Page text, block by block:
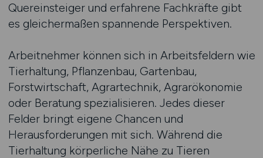
Quereinsteiger und erfahrene Fachkräfte gibt
es gleichermaßen spannende Perspektiven.
Arbeitnehmer können sich in Arbeitsfeldern wie
Tierhaltung, Pflanzenbau, Gartenbau,
Forstwirtschaft, Agrartechnik, Agrarökonomie
oder Beratung spezialisieren. Jedes dieser
Felder bringt eigene Chancen und
Herausforderungen mit sich. Während die
Tierhaltung körperliche Nähe zu Tieren